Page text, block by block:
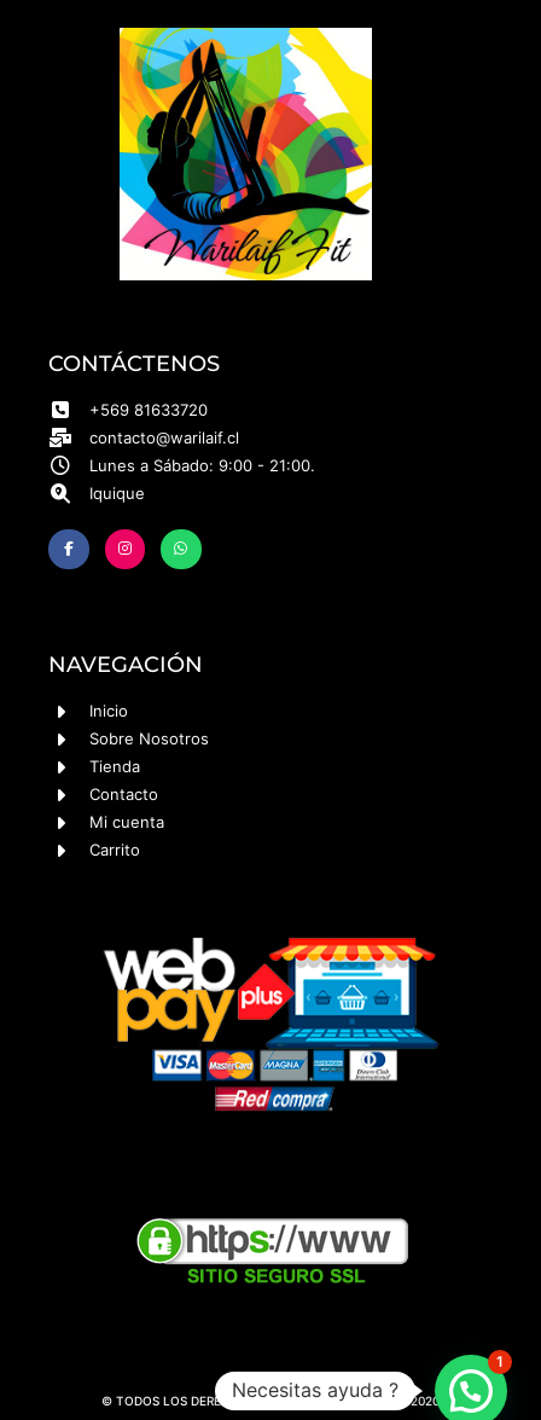
CONTÁCTENOS
+569 81633720
contacto@warilaif.cl
Lunes a Sábado: 9:00 - 21:00.
Iquique
NAVEGACIÓN
Inicio
Sobre Nosotros
Tienda
Contacto
Mi cuenta
Carrito
© TODOS LOS DERECHOS RESERVADOS || WARILAIF 2020
Necesitas ayuda ?
1